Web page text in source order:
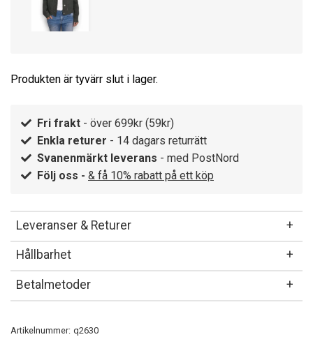
Produkten är tyvärr slut i lager.
Fri frakt - över 699kr (59kr)
Enkla returer - 14 dagars returrätt
Svanenmärkt leverans - med PostNord
Följ oss - & få 10% rabatt på ett köp
Leveranser & Returer
Hållbarhet
Betalmetoder
Artikelnummer: q2630